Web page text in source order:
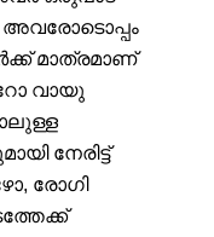
അവരോടൊപ്പം
മാത്രമാണ്
വായു
നേരിട്ട്
രോഗി